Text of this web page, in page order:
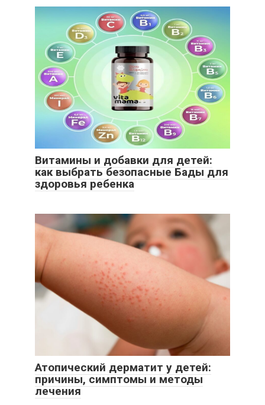
Витамины и добавки для детей:
как выбрать безопасные Бады для
здоровья ребенка
Атопический дерматит у детей:
причины, симптомы и методы
лечения